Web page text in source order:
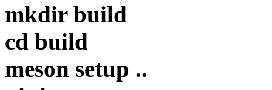
mkdir build
cd build
meson setup ..